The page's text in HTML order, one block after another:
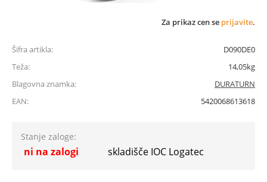
Za prikaz cen se prijavite.
Šifra artikla:
D090DE0
Teža:
14,05kg
Blagovna znamka:
DURATURN
EAN:
5420068613618
Stanje zaloge:
ni na zalogi skladišče IOC Logatec